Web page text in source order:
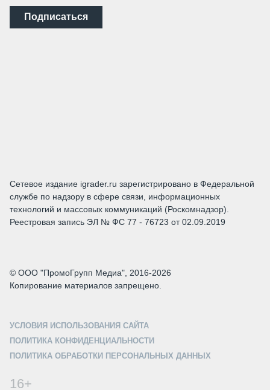
Подписаться
Сетевое издание igrader.ru зарегистрировано в Федеральной
службе по надзору в сфере связи, информационных
технологий и массовых коммуникаций (Роскомнадзор).
Реестровая запись ЭЛ № ФС 77 - 76723 от 02.09.2019
© ООО "ПромоГрупп Медиа", 2016-2026
Копирование материалов запрещено.
УСЛОВИЯ ИСПОЛЬЗОВАНИЯ САЙТА
ПОЛИТИКА КОНФИДЕНЦИАЛЬНОСТИ
ПОЛИТИКА ОБРАБОТКИ ПЕРСОНАЛЬНЫХ ДАННЫХ
16+